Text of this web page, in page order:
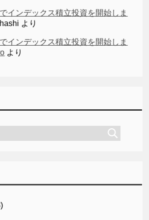
インデックス積立投資を開始しま
より
インデックス積立投資を開始しま
より